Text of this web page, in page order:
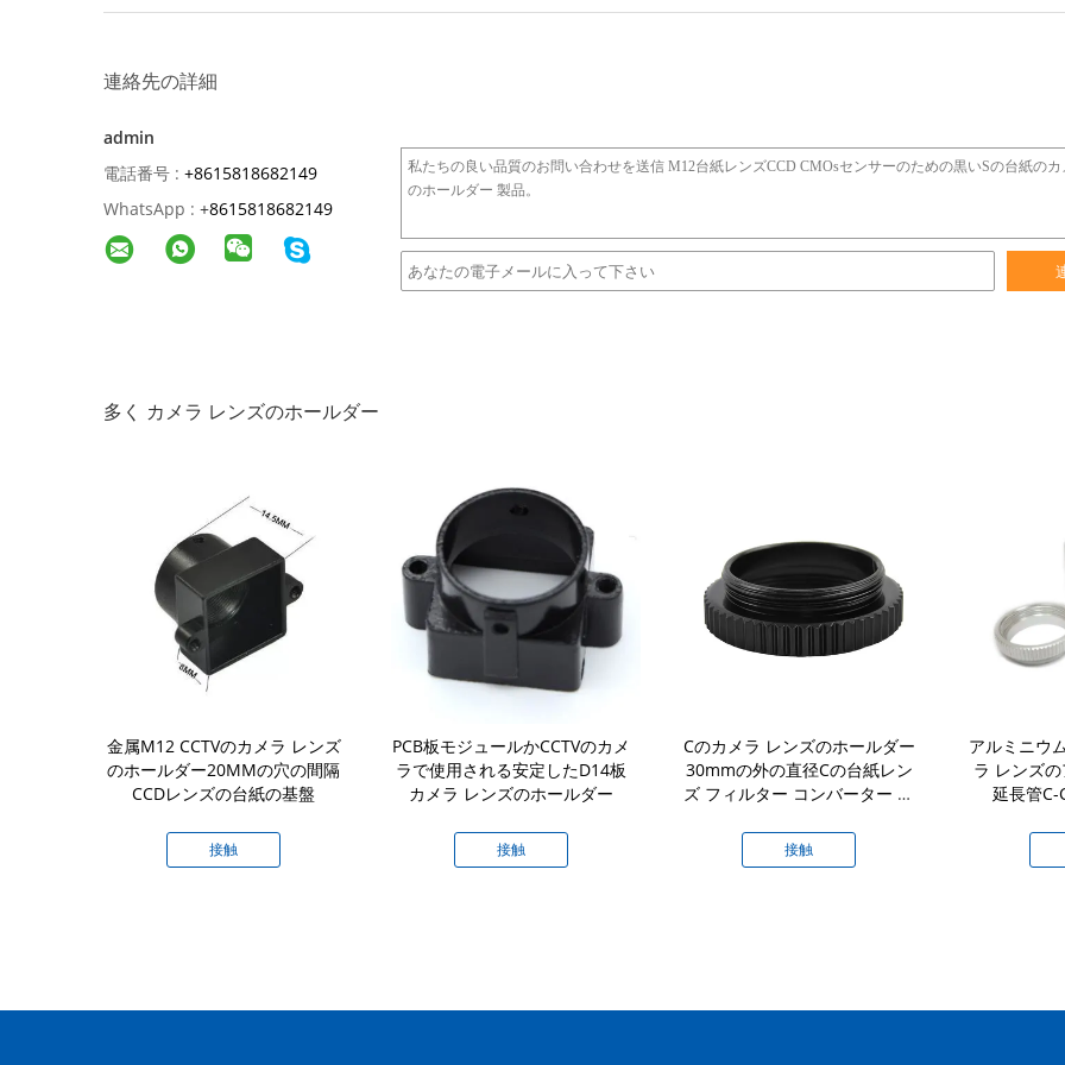
連絡先の詳細
admin
電話番号 : +8615818682149
WhatsApp : +8615818682149
多く カメラ レンズのホールダー
金属M12 CCTVのカメラ レンズ
のホールダー20MMの穴の間隔
CCDレンズの台紙の基盤
接触
PCB板モジュールかCCTVのカメ
ラで使用される安定したD14板
カメラ レンズのホールダー
接触
Cのカメラ レンズのホールダー
30mmの外の直径Cの台紙レン
ズ フィルター コンバーター リ
接触
アルミニウ
ラ レンズ
延長管C-